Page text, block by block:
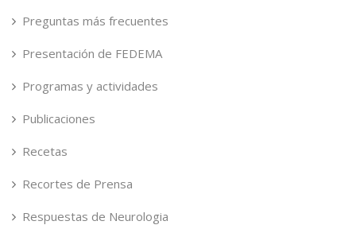
Preguntas más frecuentes
Presentación de FEDEMA
Programas y actividades
Publicaciones
Recetas
Recortes de Prensa
Respuestas de Neurologia